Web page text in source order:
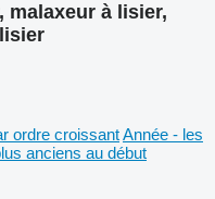
malaxeur à lisier,
ordre croissantAnnée - les
anciens au début